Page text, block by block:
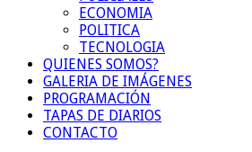
ECONOMIA
POLITICA
TECNOLOGIA
QUIENES SOMOS?
GALERIA DE IMÁGENES
PROGRAMACIÓN
TAPAS DE DIARIOS
CONTACTO